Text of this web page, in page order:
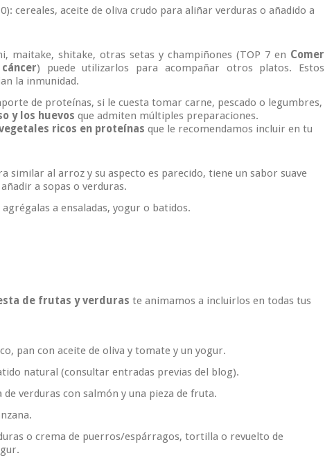
cereales, aceite de oliva crudo para aliñar verduras o añadido a
maitake, shitake, otras setas y champiñones (TOP 7 en Comer
) puede utilizarlos para acompañar otros platos. Estos
la inmunidad.
de proteínas, si le cuesta tomar carne, pescado o legumbres,
y los huevos que admiten múltiples preparaciones.
ricos en proteínas que le recomendamos incluir en tu
similar al arroz y su aspecto es parecido, tiene un sabor suave
a sopas o verduras.
agrégalas a ensaladas, yogur o batidos.
de frutas y verduras te animamos a incluirlos en todas tus
pan con aceite de oliva y tomate y un yogur.
natural (consultar entradas previas del blog).
de verduras con salmón y una pieza de fruta.
o crema de puerros/espárragos, tortilla o revuelto de